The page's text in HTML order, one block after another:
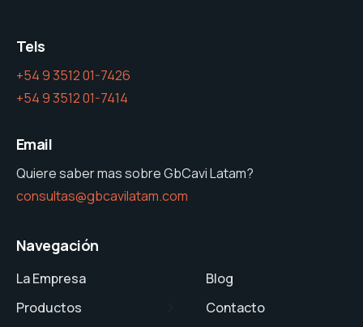
Tels
+54 9 3512 01-7426
+54 9 3512 01-7414
Email
Quiere saber mas sobre GbCavi Latam?
consultas@gbcavilatam.com
Navegación
La Empresa
Productos
Blog
Contacto